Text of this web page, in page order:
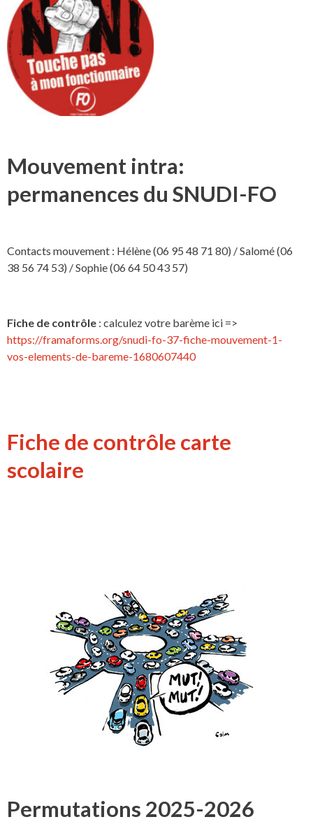
Mouvement intra:
permanences du SNUDI-FO
Contacts mouvement : Hélène (06 95 48 71 80) / Salomé (06
38 56 74 53) / Sophie (06 64 50 43 57)
Fiche de contrôle : calculez votre barème ici =>
https://framaforms.org/snudi-fo-37-fiche-mouvement-1-
vos-elements-de-bareme-1680607440
Fiche de contrôle carte
scolaire
Permutations 2025-2026